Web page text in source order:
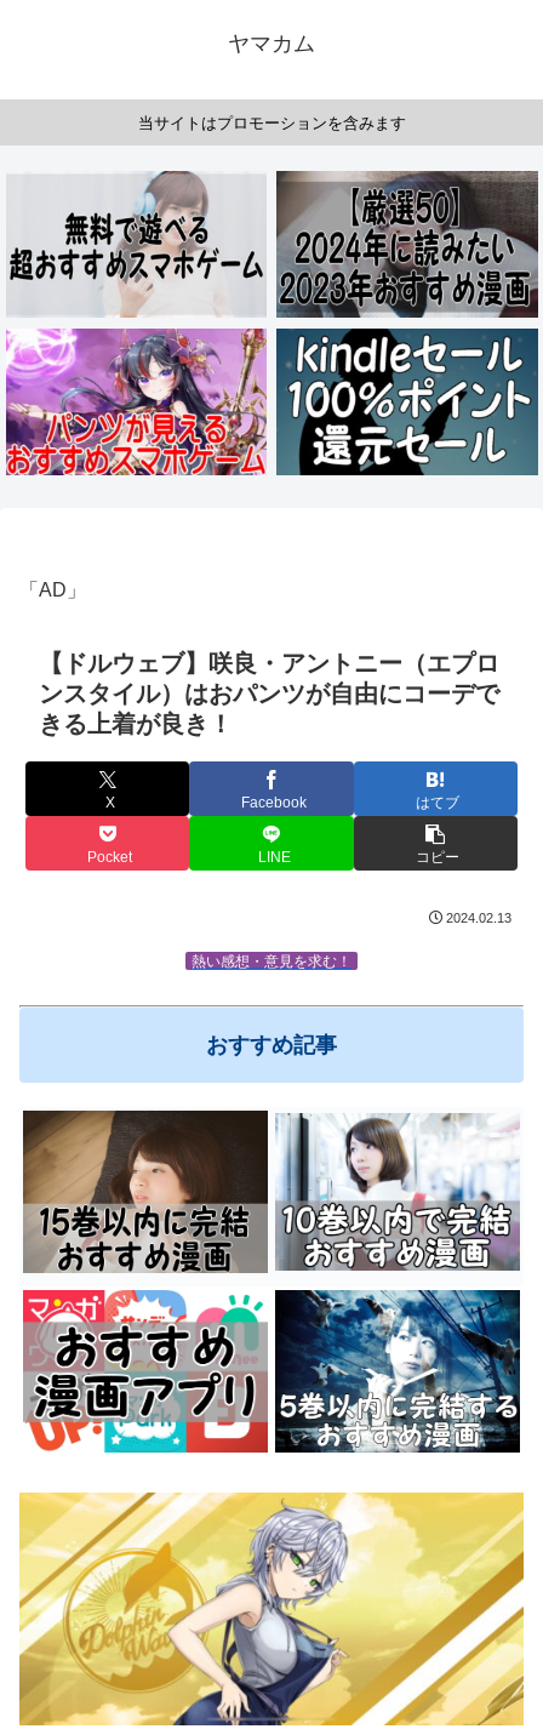
ヤマカム
当サイトはプロモーションを含みます
「AD」
【ドルウェブ】咲良・アントニー（エプロ
ンスタイル）はおパンツが自由にコーデで
きる上着が良き！
X Facebook はてブ
Pocket LINE コピー
2024.02.13
熱い感想・意見を求む！
おすすめ記事